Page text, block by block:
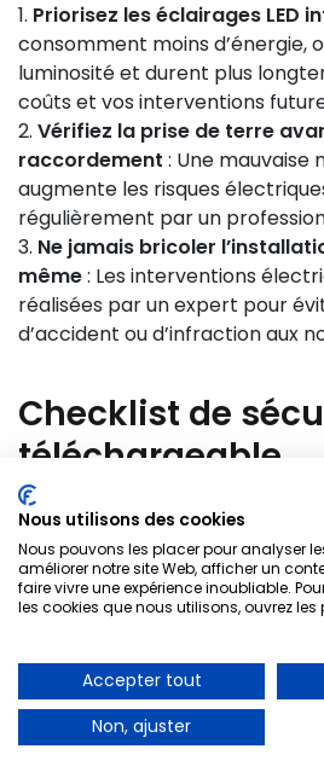
Priorisez les éclairages LED
consomment moins d’énergie,
luminosité et durent plus
coûts et vos interventions
Vérifiez la prise de terre
raccordement : Une mauvaise
augmente les risques
régulièrement par un
Ne jamais bricoler
même: Les interventions
réalisées par un expert pour
d’accident ou d’infraction aux
Checklist de
téléchargeable
✅ Contrôle annuel du
✅ Test mensuel des
✅ Vérification de la prise de
✅ Remplacement des prises
✅ Éviter la surcharge des
✅ Remise aux normes si
✅ Utilisation de matériel
Electricien Le Mesnil
A PARTIR DE
Dépannage
Nous utilisons des cookies
Nous pouvons les placer pour analyser
améliorer notre site Web, afficher un
faire vivre une expérience inoubliable.
les cookies que nous utilisons, ouvrez les
Accepter tout
Non, ajuster